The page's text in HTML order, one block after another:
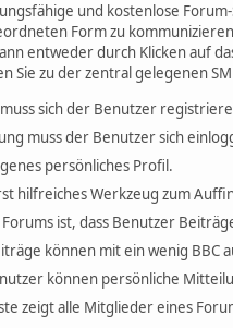
und kostenlose
Form zu
entweder durch Klicken auf
Sie zu der zentral gelegenen
sich der Benutzer
muss der Benutzer sich
persönliches Profil.
hilfreiches Werkzeug zum
ist, dass Benutzer
können mit ein wenig BBC
können persönliche
zeigt alle Mitglieder eines